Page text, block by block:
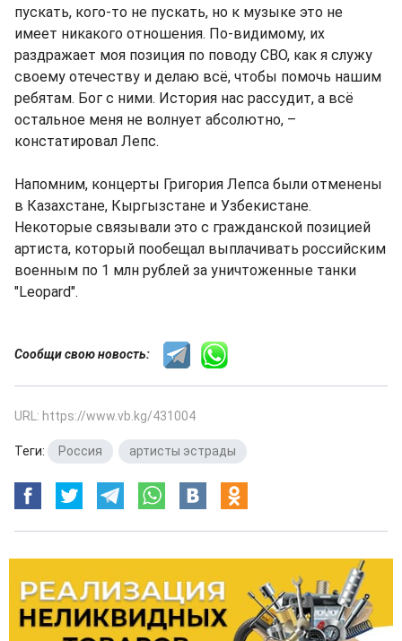
пускать, кого-то не пускать, но к музыке это не
имеет никакого отношения. По-видимому, их
раздражает моя позиция по поводу СВО, как я служу
своему отечеству и делаю всё, чтобы помочь нашим
ребятам. Бог с ними. История нас рассудит, а всё
остальное меня не волнует абсолютно, –
констатировал Лепс.
Напомним, концерты Григория Лепса были отменены
в Казахстане, Кыргызстане и Узбекистане.
Некоторые связывали это с гражданской позицией
артиста, который пообещал выплачивать российским
военным по 1 млн рублей за уничтоженные танки
"Leopard".
Сообщи свою новость:
URL: https://www.vb.kg/431004
Теги: Россия артисты эстрады